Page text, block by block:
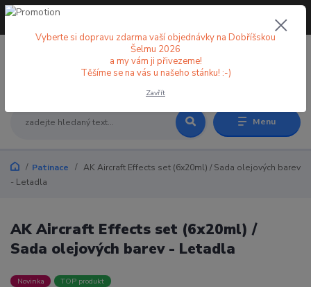
Menu
+420 773 998 582
Patinace
AK Aircraft Effects set (6x20ml) / Sada olejových barev
- Letadla
AK Aircraft Effects set (6x20ml) /
Sada olejových barev - Letadla
Novinka TOP produkt
Vyberte si dopravu zdarma vaší objednávky na Dobříšskou
Šelmu 2026
a my vám ji přivezeme!
Těšíme se na vás u našeho stánku! :-)
Zavřít